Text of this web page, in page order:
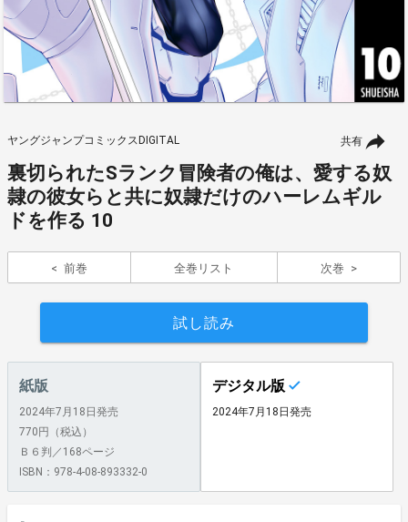
共有
ヤングジャンプコミックスDIGITAL
裏切られたSランク冒険者の俺は、愛する奴
隷の彼女らと共に奴隷だけのハーレムギル
ドを作る 10
前巻 全巻リスト 次巻
試し読み
紙版
2024年7月18日発売
770円（税込）
Ｂ６判／168ページ
ISBN：978-4-08-893332-0
デジタル版
2024年7月18日発売